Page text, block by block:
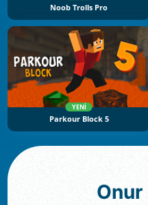
Noob Trolls Pro
YENI
Parkour Block 5
Onur